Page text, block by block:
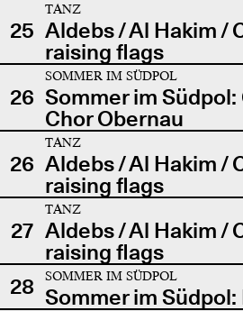
25
TANZ
Aldebs / Al Hakim /
raising flags
26
SOMMER IM SÜDPOL
Sommer im
Chor Obernau
26
TANZ
Aldebs / Al Hakim /
raising flags
27
TANZ
Aldebs / Al Hakim /
raising flags
28
SOMMER IM SÜDPOL
Sommer im Südpol: